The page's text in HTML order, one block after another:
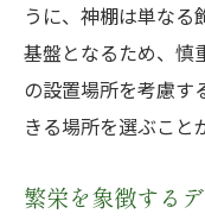
うに、神棚は単なる
基盤となるため、慎
の設置場所を考慮す
きる場所を選ぶこと
繁栄を象徴する